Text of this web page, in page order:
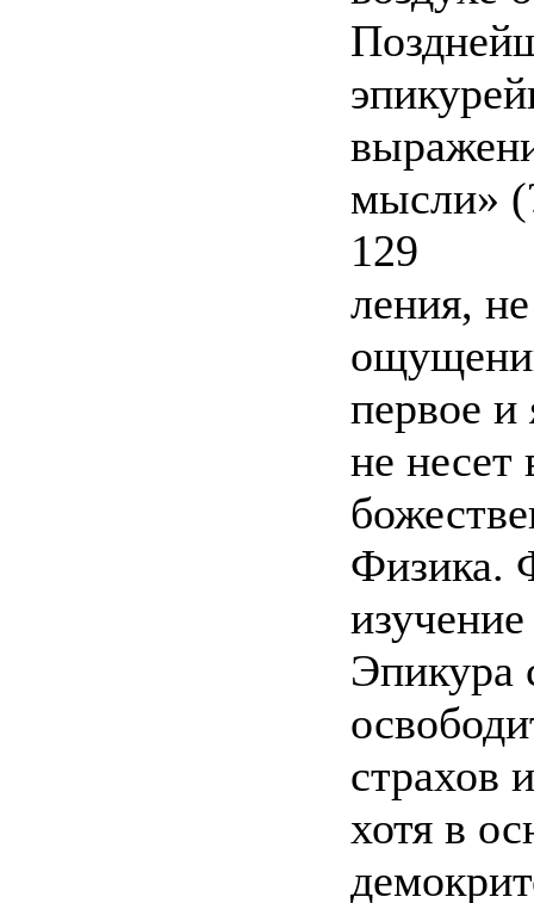
мысли»
129
ления,
первое и
не несет
Физика.
Эпикура
страхов
хотя в